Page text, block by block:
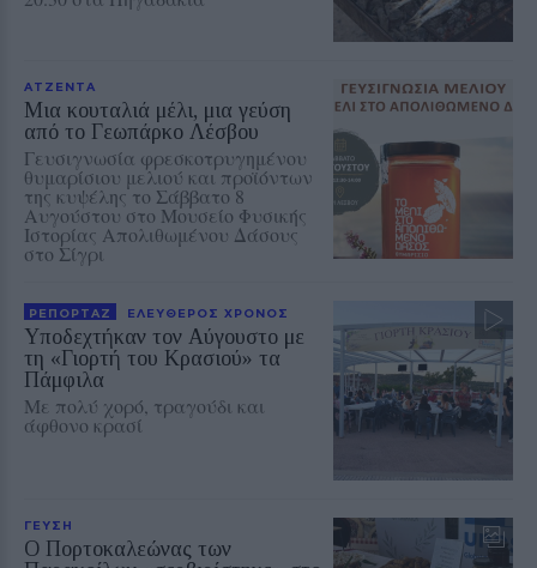
ΑΤΖΕΝΤΑ
Μια κουταλιά μέλι, μια γεύση
από το Γεωπάρκο Λέσβου
Γευσιγνωσία φρεσκοτρυγημένου
θυμαρίσιου μελιού και προϊόντων
της κυψέλης το Σάββατο 8
Αυγούστου στο Μουσείο Φυσικής
Ιστορίας Απολιθωμένου Δάσους
στο Σίγρι
ΡΕΠΟΡΤΑΖ ΕΛΕΥΘΕΡΟΣ ΧΡΟΝΟΣ
Υποδεχτήκαν τον Αύγουστο με
τη «Γιορτή του Κρασιού» τα
Πάμφιλα
Με πολύ χορό, τραγούδι και
άφθονο κρασί
ΓΕΥΣΗ
Ο Πορτοκαλεώνας των